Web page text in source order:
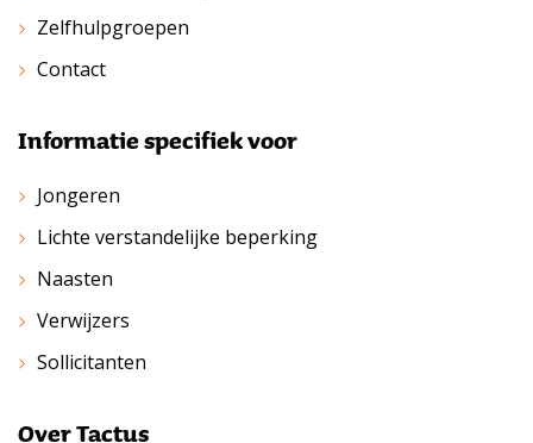
Zelfhulpgroepen
Contact
Informatie specifiek voor
Jongeren
Lichte verstandelijke beperking
Naasten
Verwijzers
Sollicitanten
Over Tactus